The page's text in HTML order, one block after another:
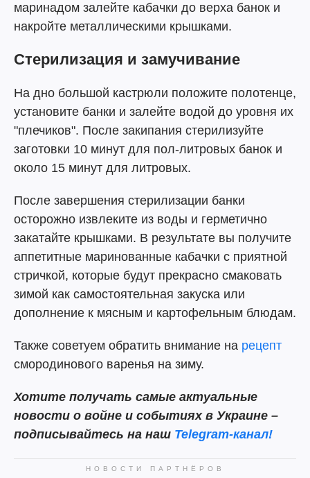
маринадом залейте кабачки до верха банок и
накройте металлическими крышками.
Стерилизация и замучивание
На дно большой кастрюли положите полотенце,
установите банки и залейте водой до уровня их
"плечиков". После закипания стерилизуйте
заготовки 10 минут для пол-литровых банок и
около 15 минут для литровых.
После завершения стерилизации банки
осторожно извлеките из воды и герметично
закатайте крышками. В результате вы получите
аппетитные маринованные кабачки с приятной
стричкой, которые будут прекрасно смаковать
зимой как самостоятельная закуска или
дополнение к мясным и картофельным блюдам.
Также советуем обратить внимание на рецепт
смородинового варенья на зиму.
Хотите получать самые актуальные
новости о войне и событиях в Украине –
подписывайтесь на наш Telegram-канал!